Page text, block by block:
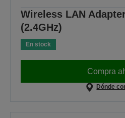
Wireless LAN
(2.4GHz)
En stock
Compra
Dónde